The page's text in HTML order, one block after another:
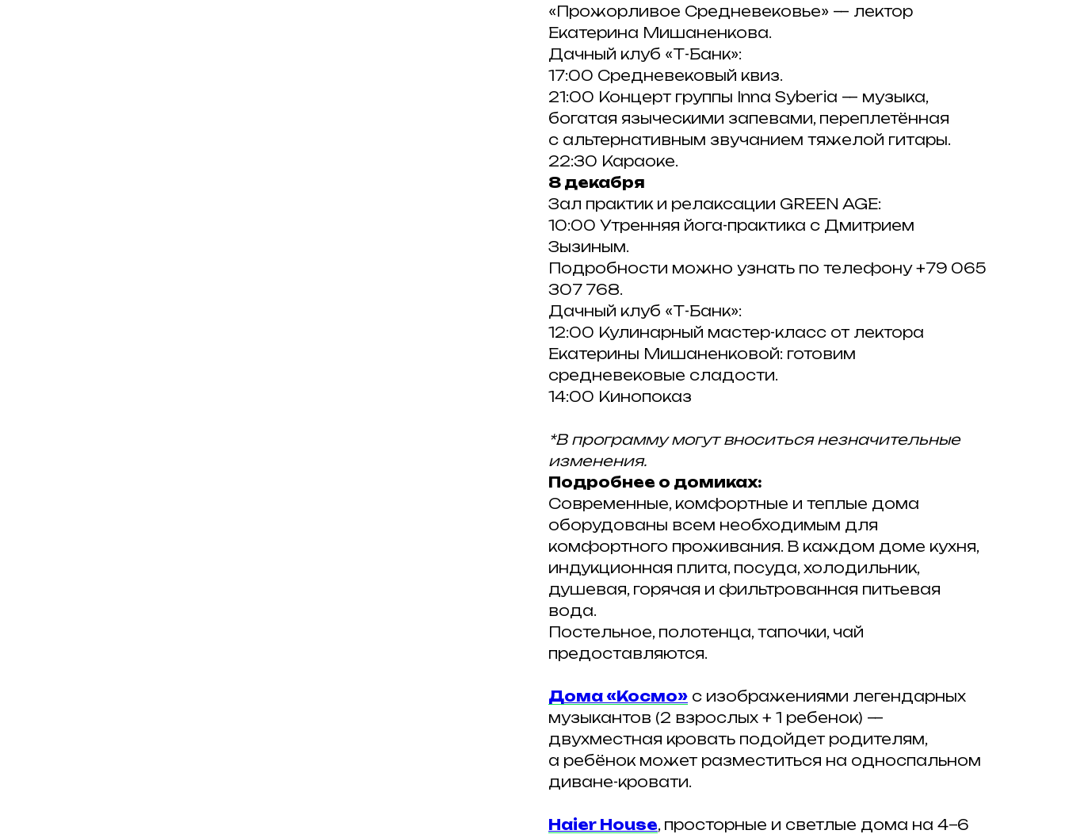
«Прожорливое Средневековье» — лектор
Екатерина Мишаненкова.
Дачный клуб «Т-Банк»:
17:00 Средневековый квиз.
21:00 Концерт группы Inna Syberia — музыка,
богатая языческими запевами, переплетённая
с альтернативным звучанием тяжелой гитары.
22:30 Караоке.
8 декабря
Зал практик и релаксации GREEN AGE:
10:00 Утренняя йога-практика с Дмитрием
Зызиным.
Подробности можно узнать по телефону +79 065
307 768.
Дачный клуб «Т-Банк»:
12:00 Кулинарный мастер-класс от лектора
Екатерины Мишаненковой: готовим
средневековые сладости.
14:00 Кинопоказ
*В программу могут вноситься незначительные
изменения.
Подробнее о домиках:
Современные, комфортные и теплые дома
оборудованы всем необходимым для
комфортного проживания. В каждом доме кухня,
индукционная плита, посуда, холодильник,
душевая, горячая и фильтрованная питьевая
вода.
Постельное, полотенца, тапочки, чай
предоставляются.
Дома «Космо» с изображениями легендарных
музыкантов (2 взрослых + 1 ребенок) —
двухместная кровать подойдет родителям,
а ребёнок может разместиться на односпальном
диване-кровати.
Haier House, просторные и светлые дома на 4−6